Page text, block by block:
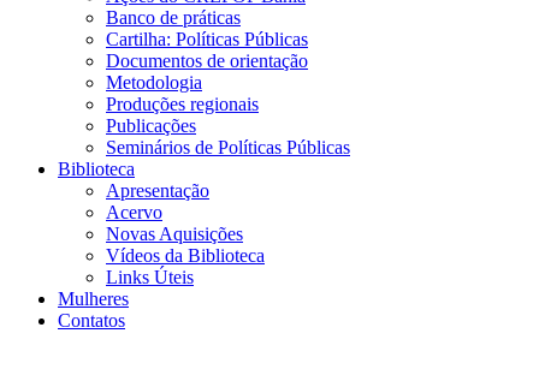
Banco de práticas
Cartilha: Políticas Públicas
Documentos de orientação
Metodologia
Produções regionais
Publicações
Seminários de Políticas Públicas
Biblioteca
Apresentação
Acervo
Novas Aquisições
Vídeos da Biblioteca
Links Úteis
Mulheres
Contatos